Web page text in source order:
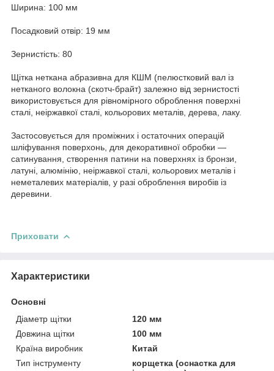
Ширина: 100 мм
Посадковий отвір: 19 мм
Зернистість: 80
Щітка неткана абразивна для КШМ (пелюстковий вал із
нетканого волокна (скотч-брайт) залежно від зернистості
використовується для рівномірного оброблення поверхні
сталі, неіржавкої сталі, кольорових металів, дерева, лаку.
Застосовується для проміжних і остаточних операцій
шліфування поверхонь, для декоративної обробки —
сатинування, створення патини на поверхнях із бронзи,
латуні, алюмінію, неіржавкої сталі, кольорових металів і
неметалевих матеріалів, у разі оброблення виробів із
деревини.
Приховати
Характеристики
Основні
Діаметр щітки
120 мм
Довжина щітки
100 мм
Країна виробник
Китай
Тип інструменту
корщетка (оснастка для